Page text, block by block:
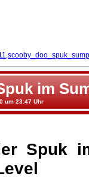
im
um 23:47 Uhr
Spuk